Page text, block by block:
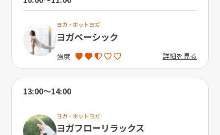
ヨガ・ホットヨガ
ヨガベーシック
強度 詳細を見る
13:00〜14:00
ヨガ・ホットヨガ
ヨガフローリラックス